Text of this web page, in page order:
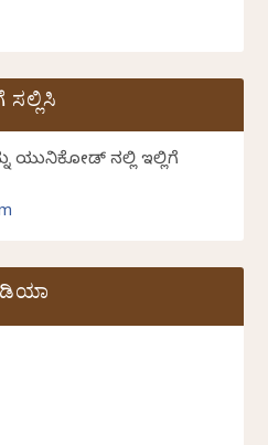
ಸಲ್ಲಿಸಿ
ಯುನಿಕೋಡ್ ನಲ್ಲಿ ಇಲ್ಲಿಗೆ